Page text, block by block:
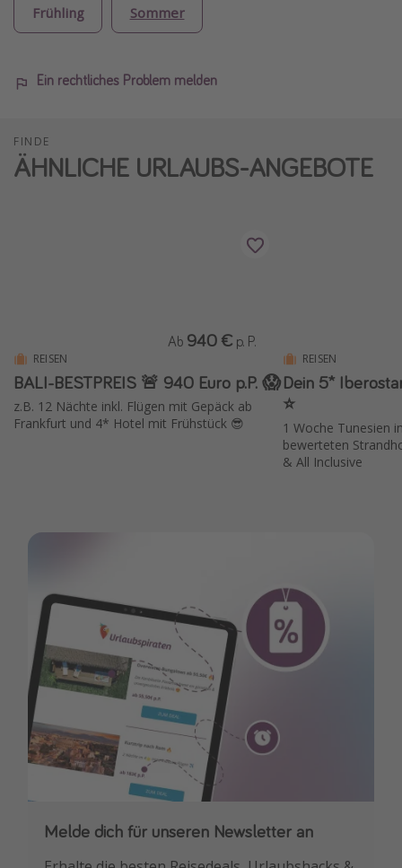
Frühling Sommer
Ein rechtliches Problem melden
FINDE
ÄHNLICHE URLAUBS-ANGEBOTE
REISEN
BALI-BESTPREIS 🚨 940 Euro p.P. 😱
z.B. 12 Nächte inkl. Flügen mit Gepäck ab
Frankfurt und 4* Hotel mit Frühstück 😎
Ab 940 € p. P.
REISEN
Dein 5*
⭐️
1 Woche Tunesien
bewerteten
& All Inclusive
Melde dich für unseren Newsletter an
Downloade unsere App